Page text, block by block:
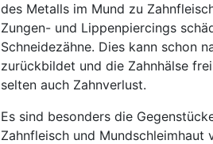
des Metalls im Mund zu
Zungen- und Lippenpiercings
Schneidezähne. Dies kann schon
zurückbildet und die Zahnhälse
selten auch Zahnverlust.
Es sind besonders die
Zahnfleisch und Mundschleimhaut